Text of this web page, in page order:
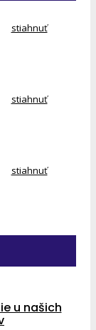
stiahnuť
stiahnuť
stiahnuť
u našich